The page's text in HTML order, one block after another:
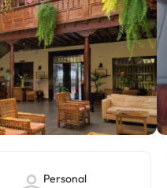
Personal